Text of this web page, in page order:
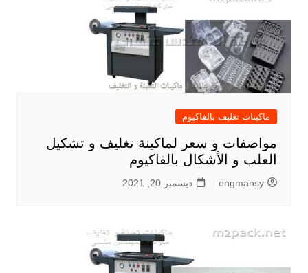
ماكينات تغليف بالفاكيوم
مواصفات و سعر لماكينة تغليف و تشكيل
العلب و الأشكال بالفاكيوم
engmansy ديسمبر 20, 2021